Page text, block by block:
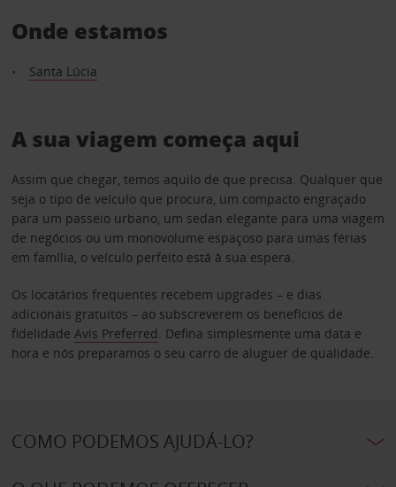
Onde estamos
Santa Lúcia
A sua viagem começa aqui
Assim que chegar, temos aquilo de que precisa. Qualquer que
seja o tipo de veículo que procura, um compacto engraçado
para um passeio urbano, um sedan elegante para uma viagem
de negócios ou um monovolume espaçoso para umas férias
em família, o veículo perfeito está à sua espera.
Os locatários frequentes recebem upgrades – e dias
adicionais gratuitos – ao subscreverem os benefícios de
fidelidade Avis Preferred. Defina simplesmente uma data e
hora e nós preparamos o seu carro de aluguer de qualidade.
COMO PODEMOS AJUDÁ-LO?